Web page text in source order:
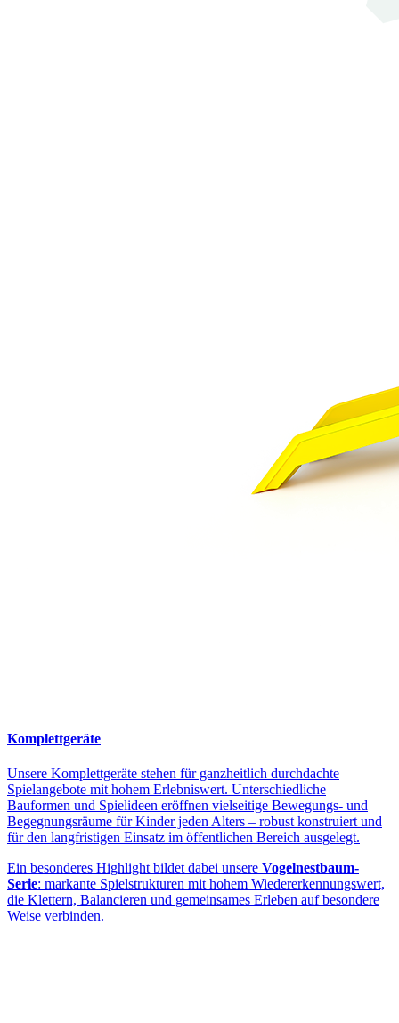
Komplettgeräte
Unsere Komplettgeräte stehen für ganzheitlich durchdachte
Spielangebote mit hohem Erlebniswert. Unterschiedliche
Bauformen und Spielideen eröffnen vielseitige Bewegungs- und
Begegnungsräume für Kinder jeden Alters – robust konstruiert und
für den langfristigen Einsatz im öffentlichen Bereich ausgelegt.
Ein besonderes Highlight bildet dabei unsere Vogelnestbaum-
Serie: markante Spielstrukturen mit hohem Wiedererkennungswert,
die Klettern, Balancieren und gemeinsames Erleben auf besondere
Weise verbinden.